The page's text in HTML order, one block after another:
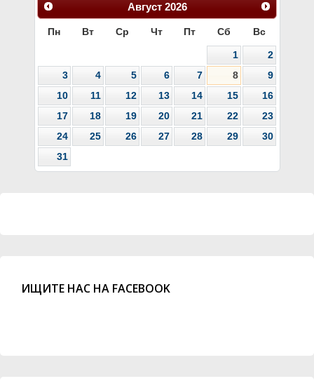
Август 2026
Пн Вт Ср Чт Пт Сб Вс
1
2
3
4 5 6 7 8
9
10
11 12 13 14 15
16
17
18 19 20 21 22
23
24
25 26 27 28 29
30
31
ИЩИТЕ НАС НА FACEBOOK